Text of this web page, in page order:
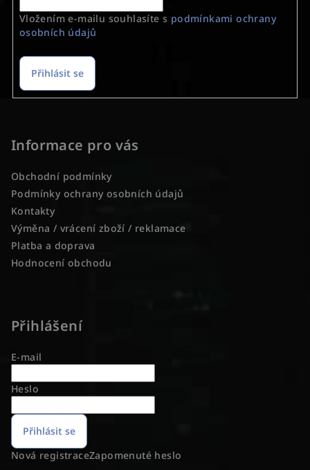
Vložením e-mailu souhlasíte s podmínkami ochrany
osobních údajů
Přihlásit se
Informace pro vás
Obchodní podmínky
Podmínky ochrany osobních údajů
Kontakty
Výměna / vrácení zboží / reklamace
Platba a doprava
Hodnocení obchodu
Přihlášení
E-mail
Heslo
Přihlásit se
Nová registraceZapomenuté heslo